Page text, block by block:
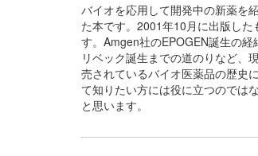
バイオを応用して開発中の新薬を
た本です。2001年10月に出版した
す。Amgen社のEPOGEN誕生の経
リベック誕生までの道のりなど、
売されているバイオ医薬品の歴史
て知りたい方には役に立つのでは
と思います。